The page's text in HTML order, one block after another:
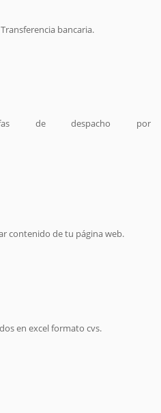
bancaria.
de despacho por
contenido de tu página web.
en excel formato cvs.